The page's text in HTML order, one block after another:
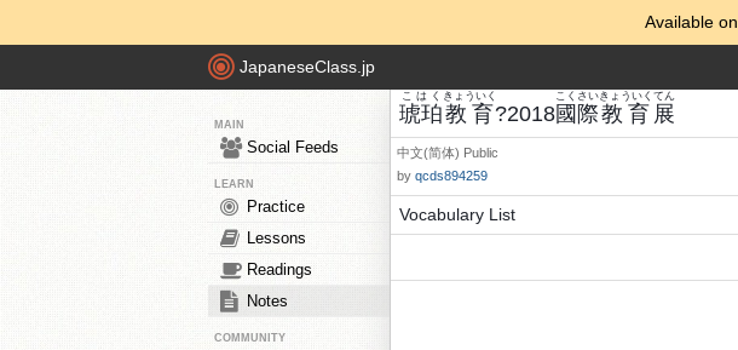
Available on
JapaneseClass.jp
MAIN
Social Feeds
LEARN
Practice
Lessons
Readings
Notes
COMMUNITY
琥珀
こはく
教育
きょういく
?2018國際
こくさい
教育
きょういく
展
てん
中文(简体) Public
by qcds894259
Vocabulary List